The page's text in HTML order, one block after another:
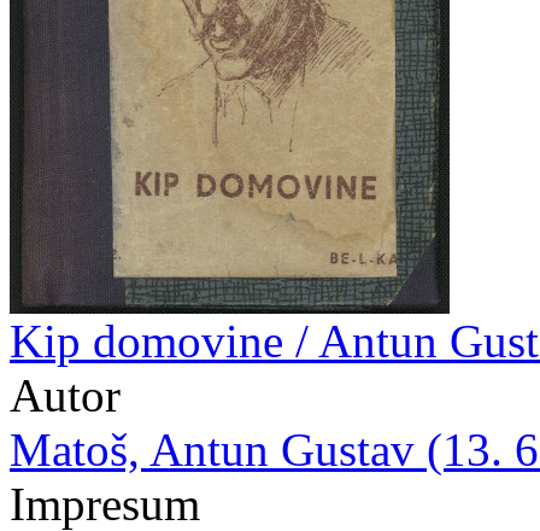
Kip domovine / Antun
Autor
Matoš, Antun Gustav (13.
Impresum